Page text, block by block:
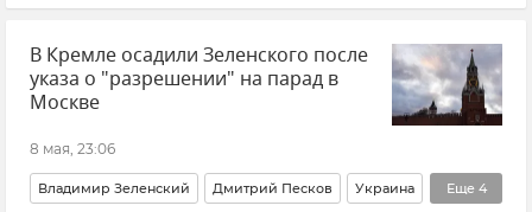
Общество
В Кремле осадили Зеленского после
указа о "разрешении" на парад в
Москве
8 мая, 23:06
Еще 4
Владимир Зеленский Дмитрий Песков Украина